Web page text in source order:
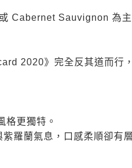
Cabernet Sauvignon 為
2020》完全反其道而行
格更獨特。
羅蘭氣息，口感柔順卻有